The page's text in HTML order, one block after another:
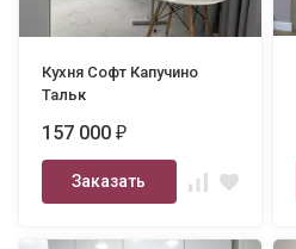
Кухня Софт Капучино
Тальк
157 000₽
Заказать